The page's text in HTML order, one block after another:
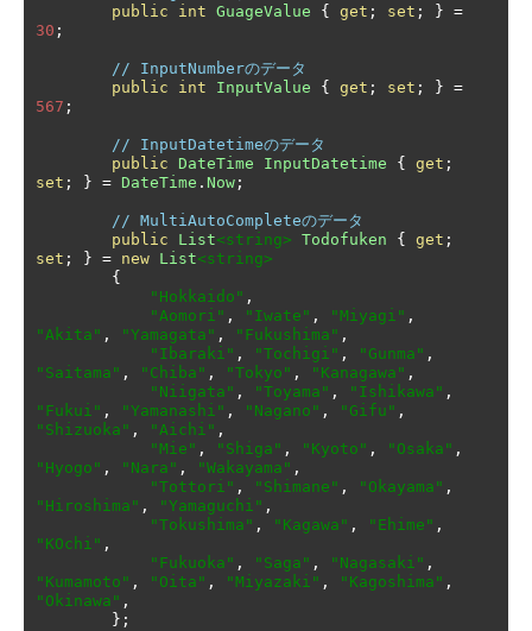
public
int GuageValue { get ; set ; } =
30 ;
// InputNumberのデータ
public
int InputValue { get ; set ; } =
567 ;
// InputDatetimeのデータ
public DateTime InputDatetime { get ;
set ; } = DateTime . Now ;
// MultiAutoCompleteのデータ
public
List<string> Todofuken { get ;
set ; } = new List<string>
{
"Hokkaido" ,
"Aomori" , "Iwate" , "Miyagi" ,
"Akita" , "Yamagata" , "Fukushima" ,
"Ibaraki" , "Tochigi" , "Gunma" ,
"Saitama" , "Chiba" , "Tokyo" , "Kanagawa" ,
"Niigata" , "Toyama" , "Ishikawa" ,
"Fukui" , "Yamanashi" , "Nagano" , "Gifu" ,
"Shizuoka" , "Aichi" ,
"Mie" , "Shiga" , "Kyoto" , "Osaka" ,
"Hyogo" , "Nara" , "Wakayama" ,
"Tottori" , "Shimane" , "Okayama" ,
"Hiroshima" , "Yamaguchi" ,
"Tokushima" , "Kagawa" , "Ehime" ,
"KOchi" ,
"Fukuoka" , "Saga" , "Nagasaki" ,
"Kumamoto" , "Oita" , "Miyazaki" , "Kagoshima" ,
"Okinawa" ,
};